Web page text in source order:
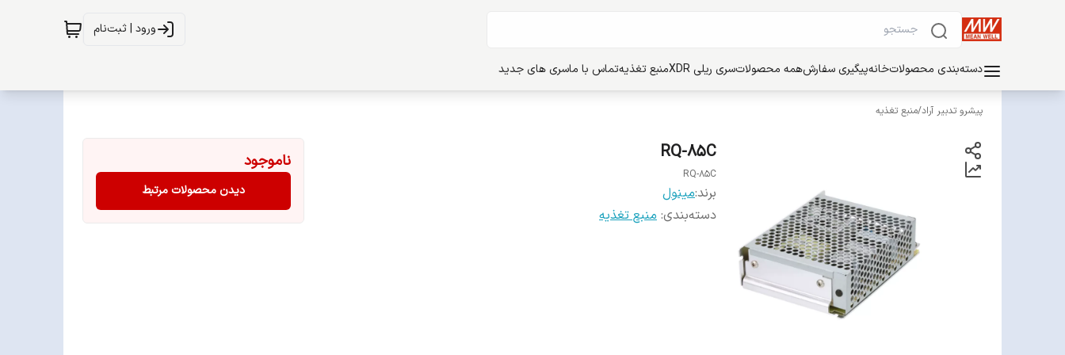
ورود | ثبت‌نام
دسته‌بندی محصولاتخانهپیگیری سفارشهمه محصولاتسری ریلی XDR منبع تغذیهتماس با ماسری های جدید
پیشرو تدبیر آراد/منبع تغذیه
RQ-85C
RQ-85C
برند:مینول
دسته‌بندی: منبع تغذیه
ناموجود
دیدن محصولات مرتبط